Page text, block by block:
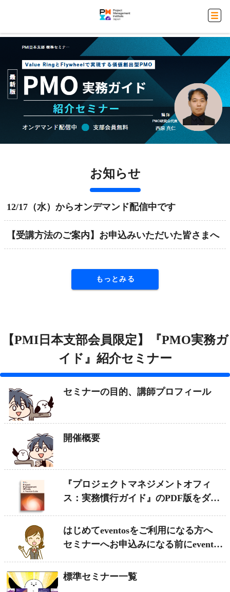
お知らせ
12/17（水）からオンデマンド配信中です
【受講方法のご案内】お申込みいただいた皆さまへ
もっとみる
【PMI日本支部会員限定】『PMO実務ガ
イド』紹介セミナー
セミナーの目的、講師プロフィール
開催概要
『プロジェクトマネジメントオフィ
ス：実務慣行ガイド』のPDF版をダウ
はじめてeventosをご利用になる方へ
セミナーへお申込みになる前にeventos
標準セミナー一覧